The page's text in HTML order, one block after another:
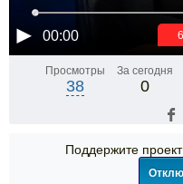
00:00 6
Просмотры
38
За сегодня
0
Поддержите